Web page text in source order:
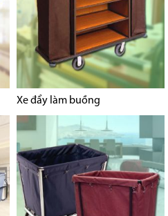
Xe đẩy làm buồng